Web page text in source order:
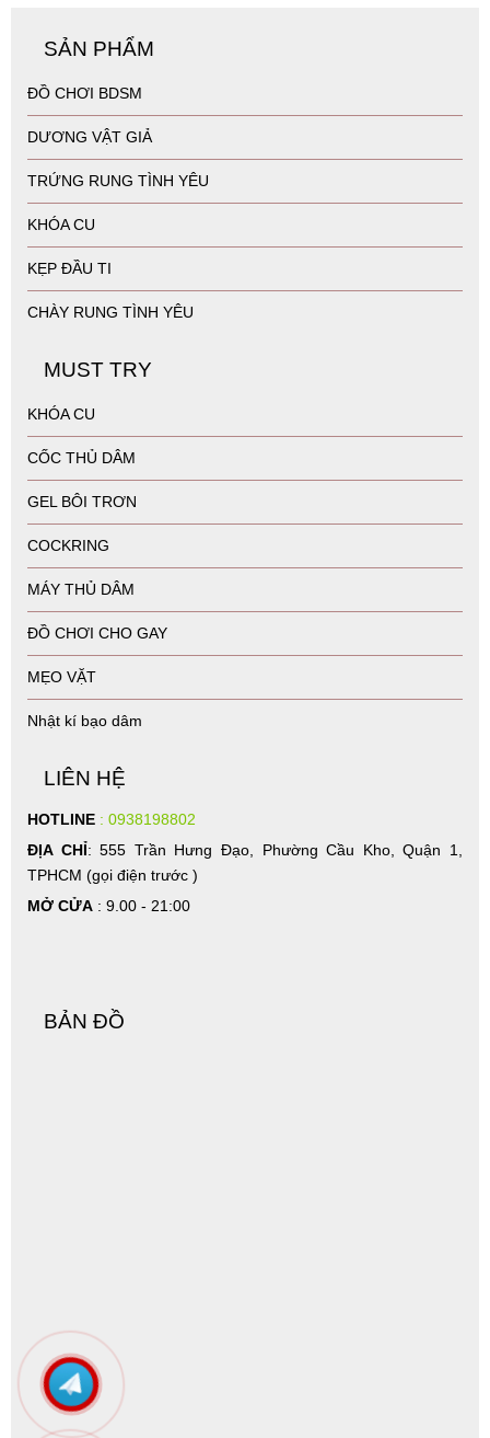
SẢN PHẨM
ĐỒ CHƠI BDSM
DƯƠNG VẬT GIẢ
TRỨNG RUNG TÌNH YÊU
KHÓA CU
KẸP ĐẦU TI
CHÀY RUNG TÌNH YÊU
MUST TRY
KHÓA CU
CỐC THỦ DÂM
GEL BÔI TRƠN
COCKRING
MÁY THỦ DÂM
ĐỒ CHƠI CHO GAY
MẸO VẶT
Nhật kí bạo dâm
LIÊN HỆ
HOTLINE : 0938198802
ĐỊA CHỈ: 555 Trần Hưng Đạo, Phường Cầu Kho, Quận 1,
TPHCM (gọi điện trước )
MỞ CỬA : 9.00 - 21:00
BẢN ĐỒ